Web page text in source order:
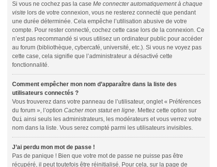
Si vous ne cochez pas la case Me connecter automatiquement à chaque
visite lors de votre connexion, vous ne resterez connecté que pendant
une durée déterminée. Cela empêche l’utilisation abusive de votre
compte. Pour rester connecté, cochez cette case lors de la connexion. Ce
n’est pas recommandé si vous utilisez un ordinateur public pour accéder
au forum (bibliothèque, cybercafé, université, etc.). Si vous ne voyez pas
cette case, cela signifie que l’administrateur a désactivé cette
fonctionnalité.
Comment empêcher mon nom d’apparaître dans la liste des
utilisateurs connectés ?
Vous trouverez dans votre panneau de l’utilisateur, onglet « Préférences
du forum », l’option Cacher mon statut en ligne. Mettez cette option sur
Oui ainsi seuls les administrateurs, les modérateurs et vous verrez votre
nom dans la liste. Vous serez compté parmi les utilisateurs invisibles.
J’ai perdu mon mot de passe !
Pas de panique ! Bien que votre mot de passe ne puisse pas être
récupéré, il peut toutefois être réinitialisé. Pour cela, sur la page de